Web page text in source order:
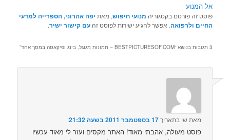
אל המנוע
פוסט זה פורסם בקטגוריה מנועי חיפוש, מאת יפה אהרוני, הספרייה למדעי
החיים ולרפואה. אפשר להגיע ישירות לפוסט זהעם קישור ישיר.
3 תגובות בנושא “ BESTPICTURESOF.COM – תמונות מגוגל, בינג ופיקאסה במסך אחד ”
מאתשי בתאריך17 בספטמבר 2011 בשעה 21:32 :‏
פוסט מעולה, אהבתי מאוד! האתר מקסים ועזר לי מאוד עכשיו